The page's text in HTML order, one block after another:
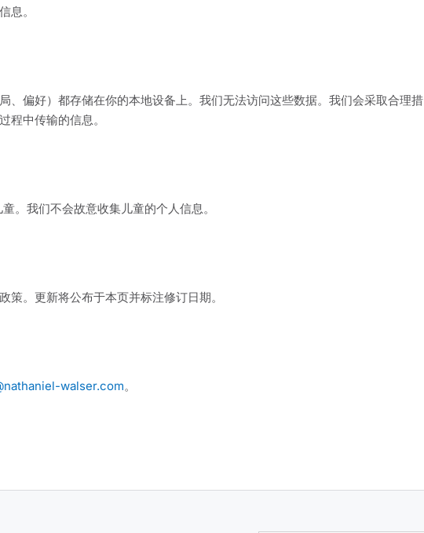
息。
、偏好）都存储在你的本地设备上。我们无法访问这些数据。我们会采取合理措
程中传输的信息。
。我们不会故意收集儿童的个人信息。
策。更新将公布于本页并标注修订日期。
walser.com。